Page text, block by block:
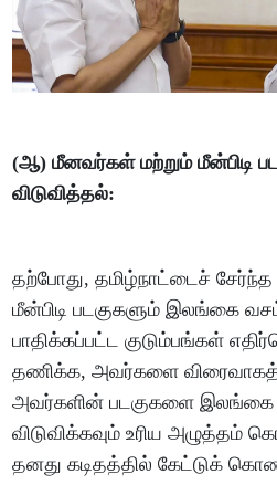
(ஆ) மீனவர்கள் மற்றும் மீன்பிடி
விடுவித்தல்:
தற்போது, தமிழ்நாட்டைச்
மீன்பிடி படகுகளும் இலங்கை
பாதிக்கப்பட்ட குடும்பங்கள்
தணிக்க, அவர்களை விரைவாகத்
அவர்களின் படகுகளை இலங்கை
விடுவிக்கவும் உரிய அழுத்தம்
தனது கடிதத்தில் கேட்டுக்